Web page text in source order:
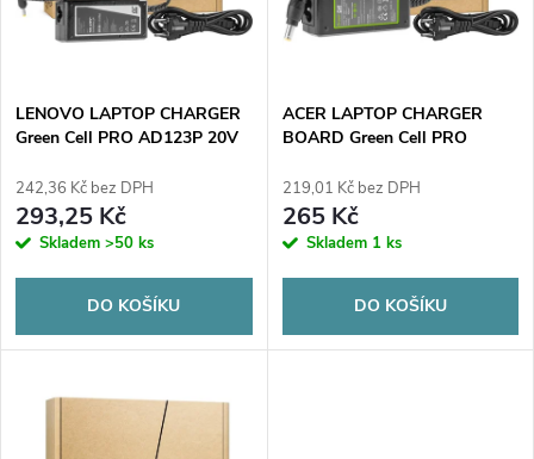
n
p
r
o
u
s
p
r
o
d
LENOVO LAPTOP CHARGER
Green Cell PRO AD123P 20V
242,36 Kč bez DPH
293,25 Kč
Skladem >50 ks
DO KOŠÍKU
ACER LAPTOP CHARGER
BOARD Green Cell PRO
5.5mm/1.7mm
219,01 Kč bez DPH
265 Kč
Skladem 1 ks
DO KOŠÍKU